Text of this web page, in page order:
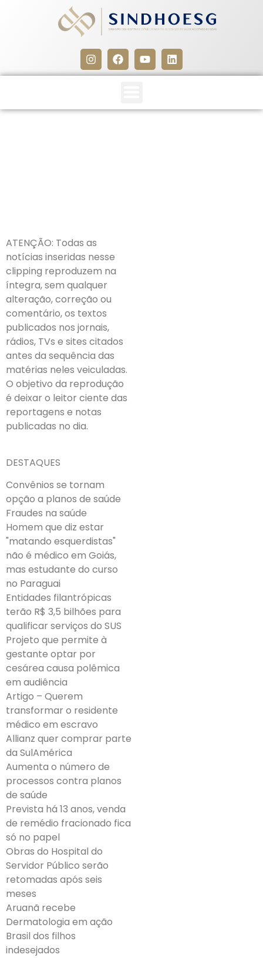
ATENÇÃO: Todas as
notícias inseridas nesse
clipping reproduzem na
íntegra, sem qualquer
alteração, correção ou
comentário, os textos
publicados nos jornais,
rádios, TVs e sites citados
antes da sequência das
matérias neles veiculadas.
O objetivo da reprodução
é deixar o leitor ciente das
reportagens e notas
publicadas no dia.
DESTAQUES
Convênios se tornam
opção a planos de saúde
Fraudes na saúde
Homem que diz estar
"matando esquerdistas"
não é médico em Goiás,
mas estudante do curso
no Paraguai
Entidades filantrópicas
terão R$ 3,5 bilhões para
qualificar serviços do SUS
Projeto que permite à
gestante optar por
cesárea causa polêmica
em audiência
Artigo – Querem
transformar o residente
médico em escravo
Allianz quer comprar parte
da SulAmérica
Aumenta o número de
processos contra planos
de saúde
Prevista há 13 anos, venda
de remédio fracionado fica
só no papel
Obras do Hospital do
Servidor Público serão
retomadas após seis
meses
Aruanã recebe
Dermatologia em ação
Brasil dos filhos
indesejados